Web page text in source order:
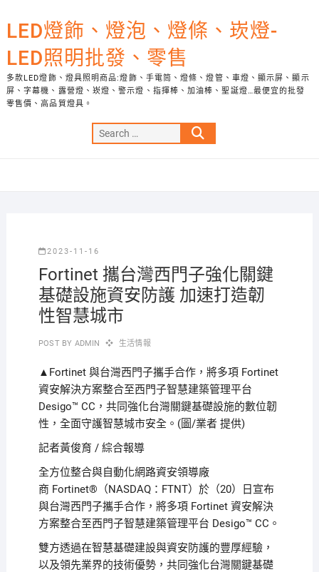
to
content
LED燈飾、燈泡、燈條、崁燈-
LED照明批發、零售
多款LED燈飾、燈具照明商品:燈飾、手電筒、燈條、燈管、車燈、顯示屏、顯示
屏、字幕機、露營燈、崁燈、警示燈、指揮棒、加油棒、聖誕燈…最便宜的批發
零售價、高品質燈具。
Search
…
2023-11-16
Fortinet 攜台灣西門子強化關鍵
基礎設施資安防護 加速打造韌
性智慧城市
POST BY ADMIN 生活情報
▲Fortinet 與台灣西門子攜手合作，將多項 Fortinet
資安解決方案整合至西門子智慧建築管理平台
Desigo™ CC，共同強化台灣關鍵基礎設施的數位韌
性，全面守護智慧城市安全。(圖/業者 提供)
記者黃俊育 / 綜合報導
全方位整合與自動化網路資安領導廠
商 Fortinet® （NASDAQ： FTNT）於（20）日宣布
與台灣西門子攜手合作，將多項Fortinet 資安解決
方案整合至西門子智慧建築管理平台 Desigo™ CC 。
雙方透過在智慧基礎建設與資安防護的豐厚經驗，
以及領先業界的技術優勢，共同強化台灣關鍵基礎